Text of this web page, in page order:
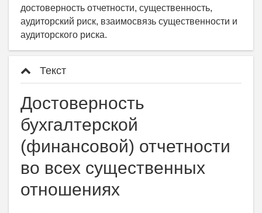
достоверность отчетности, существенность,
аудиторский риск, взаимосвязь существенности и
аудиторского риска.
Текст
Достоверность
бухгалтерской
(финансовой) отчетности
во всех существенных
отношениях